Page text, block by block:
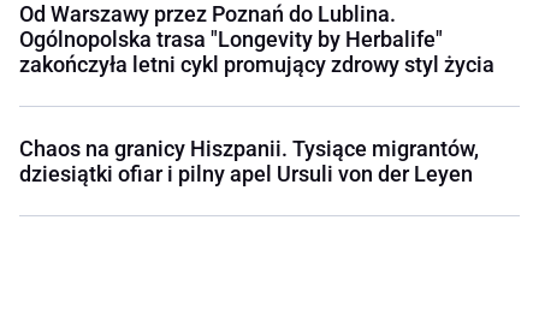
Od Warszawy przez Poznań do Lublina.
Ogólnopolska trasa "Longevity by Herbalife"
zakończyła letni cykl promujący zdrowy styl życia
Chaos na granicy Hiszpanii. Tysiące migrantów,
dziesiątki ofiar i pilny apel Ursuli von der Leyen